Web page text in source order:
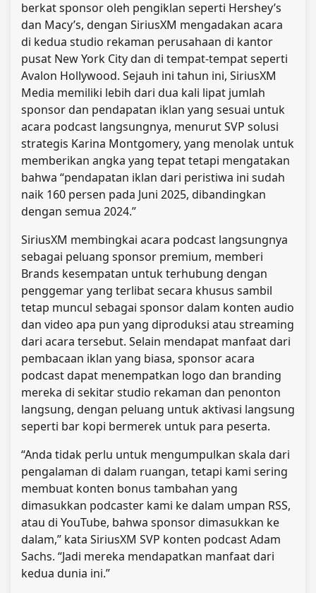
berkat sponsor oleh pengiklan seperti Hershey’s
dan Macy’s, dengan SiriusXM mengadakan acara
di kedua studio rekaman perusahaan di kantor
pusat New York City dan di tempat-tempat seperti
Avalon Hollywood. Sejauh ini tahun ini, SiriusXM
Media memiliki lebih dari dua kali lipat jumlah
sponsor dan pendapatan iklan yang sesuai untuk
acara podcast langsungnya, menurut SVP solusi
strategis Karina Montgomery, yang menolak untuk
memberikan angka yang tepat tetapi mengatakan
bahwa “pendapatan iklan dari peristiwa ini sudah
naik 160 persen pada Juni 2025, dibandingkan
dengan semua 2024.”
SiriusXM membingkai acara podcast langsungnya
sebagai peluang sponsor premium, memberi
Brands kesempatan untuk terhubung dengan
penggemar yang terlibat secara khusus sambil
tetap muncul sebagai sponsor dalam konten audio
dan video apa pun yang diproduksi atau streaming
dari acara tersebut. Selain mendapat manfaat dari
pembacaan iklan yang biasa, sponsor acara
podcast dapat menempatkan logo dan branding
mereka di sekitar studio rekaman dan penonton
langsung, dengan peluang untuk aktivasi langsung
seperti bar kopi bermerek untuk para peserta.
“Anda tidak perlu untuk mengumpulkan skala dari
pengalaman di dalam ruangan, tetapi kami sering
membuat konten bonus tambahan yang
dimasukkan podcaster kami ke dalam umpan RSS,
atau di YouTube, bahwa sponsor dimasukkan ke
dalam,” kata SiriusXM SVP konten podcast Adam
Sachs. “Jadi mereka mendapatkan manfaat dari
kedua dunia ini.”